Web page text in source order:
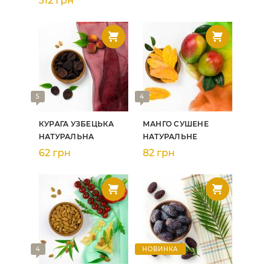
5
КУРАГА УЗБЕЦЬКА
НАТУРАЛЬНА
62 грн
4
МАНГО СУШЕНЕ
НАТУРАЛЬНЕ
82 грн
4 НОВИНКА